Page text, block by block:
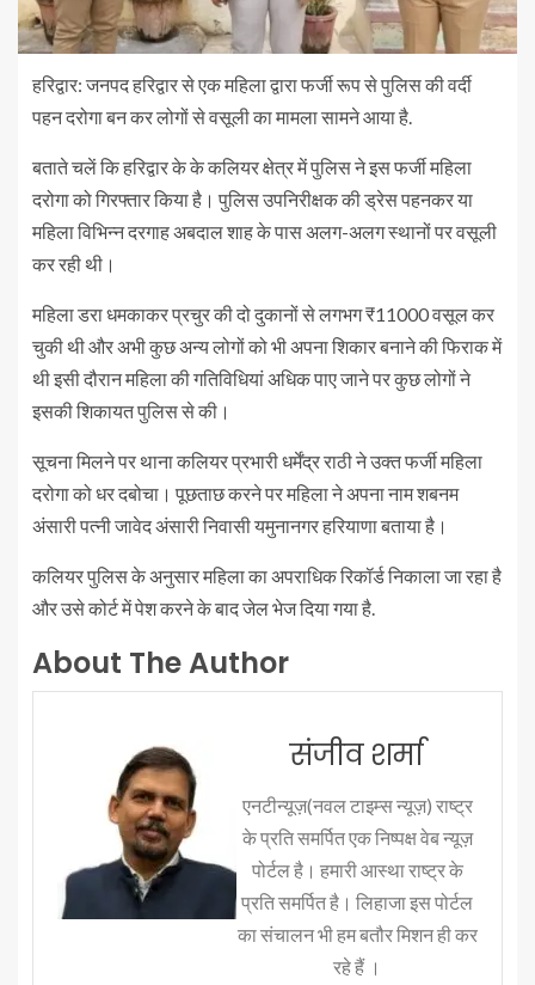
हरिद्वार: जनपद हरिद्वार से एक महिला द्वारा फर्जी रूप से पुलिस की वर्दी
पहन दरोगा बन कर लोगों से वसूली का मामला सामने आया है.
बताते चलें कि हरिद्वार के के कलियर क्षेत्र में पुलिस ने इस फर्जी महिला
दरोगा को गिरफ्तार किया है। पुलिस उपनिरीक्षक की ड्रेस पहनकर या
महिला विभिन्न दरगाह अबदाल शाह के पास अलग-अलग स्थानों पर वसूली
कर रही थी।
महिला डरा धमकाकर प्रचुर की दो दुकानों से लगभग ₹11000 वसूल कर
चुकी थी और अभी कुछ अन्य लोगों को भी अपना शिकार बनाने की फिराक में
थी इसी दौरान महिला की गतिविधियां अधिक पाए जाने पर कुछ लोगों ने
इसकी शिकायत पुलिस से की।
सूचना मिलने पर थाना कलियर प्रभारी धर्मेंद्र राठी ने उक्त फर्जी महिला
दरोगा को धर दबोचा। पूछताछ करने पर महिला ने अपना नाम शबनम
अंसारी पत्नी जावेद अंसारी निवासी यमुनानगर हरियाणा बताया है।
कलियर पुलिस के अनुसार महिला का अपराधिक रिकॉर्ड निकाला जा रहा है
और उसे कोर्ट में पेश करने के बाद जेल भेज दिया गया है.
About The Author
संजीव शर्मा
एनटीन्यूज़(नवल टाइम्स न्यूज़) राष्ट्र
के प्रति समर्पित एक निष्पक्ष वेब न्यूज़
पोर्टल है। हमारी आस्था राष्ट्र के
प्रति समर्पित है। लिहाजा इस पोर्टल
का संचालन भी हम बतौर मिशन ही कर
रहे हैं ।